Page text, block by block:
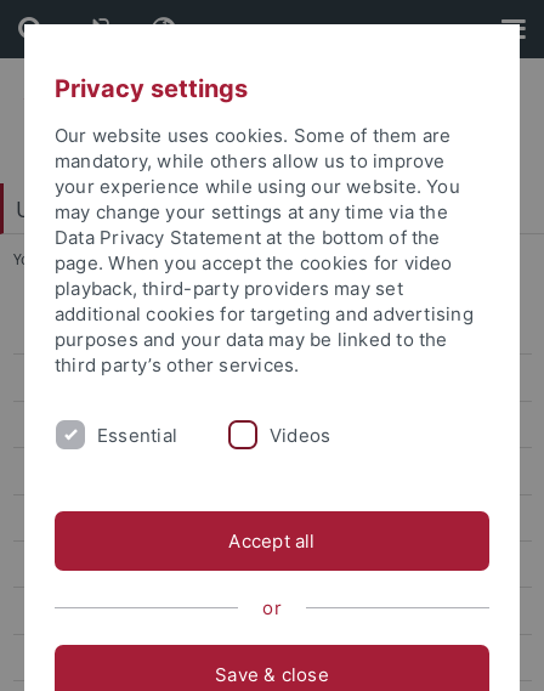
Skip
to
content
Skip
to
footer
Universitätsbibliothek
You are here: Startseite ... Titelaufnahme
Bereichsbibliothek
Digitalisierungszentrum
Dokumentlieferung
E-Learning
E-Medien
E-Publikationen
Erwerbung
Privacy settings
Our website uses cookies. Some of them are
mandatory, while others allow us to improve
your experience while using our website. You
may change your settings at any time via the
Data Privacy Statement at the bottom of the
page. When you accept the cookies for video
playback, third-party providers may set
additional cookies for targeting and advertising
purposes and your data may be linked to the
third party’s other services.
Essential Videos
Accept all
or
Save & close